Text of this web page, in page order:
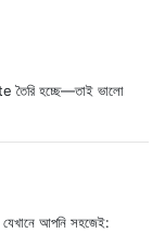
হচ্ছে—তাই ভালো
আপনি সহজেই: